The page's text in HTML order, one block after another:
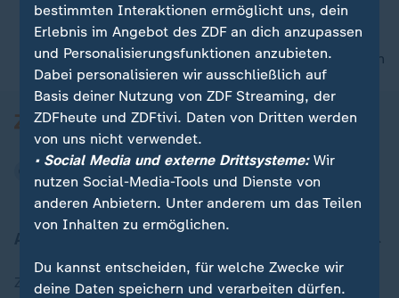
nach oben
Zuletzt veröffentlicht
bestimmten Interaktionen ermöglicht uns, dein
Erlebnis im Angebot des ZDF an dich anzupassen
und Personalisierungsfunktionen anzubieten.
Dabei personalisieren wir ausschließlich auf
Basis deiner Nutzung von ZDF Streaming, der
ZDFheute und ZDFtivi. Daten von Dritten werden
von uns nicht verwendet.
• Social Media und externe Drittsysteme:Wir
nutzen Social-Media-Tools und Dienste von
anderen Anbietern. Unter anderem um das Teilen
von Inhalten zu ermöglichen.
Du kannst entscheiden, für welche Zwecke wir
deine Daten speichern und verarbeiten dürfen.